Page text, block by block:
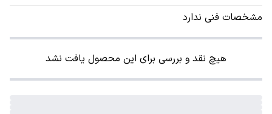
مشخصات فنی ندارد
هیچ نقد و بررسی برای این محصول یافت نشد